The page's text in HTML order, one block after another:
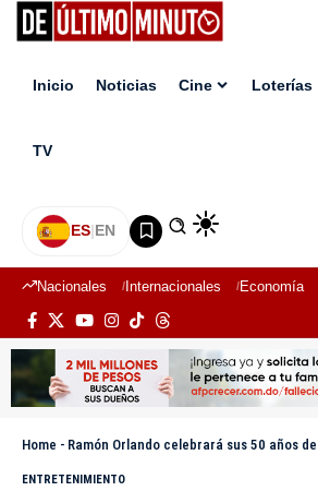
Inicio Noticias Cine Loterías
TV
ES|EN
Nacionales Internacionales Economía
Home - Ramón Orlando celebrará sus 50 años de carrera con un
ENTRETENIMIENTO